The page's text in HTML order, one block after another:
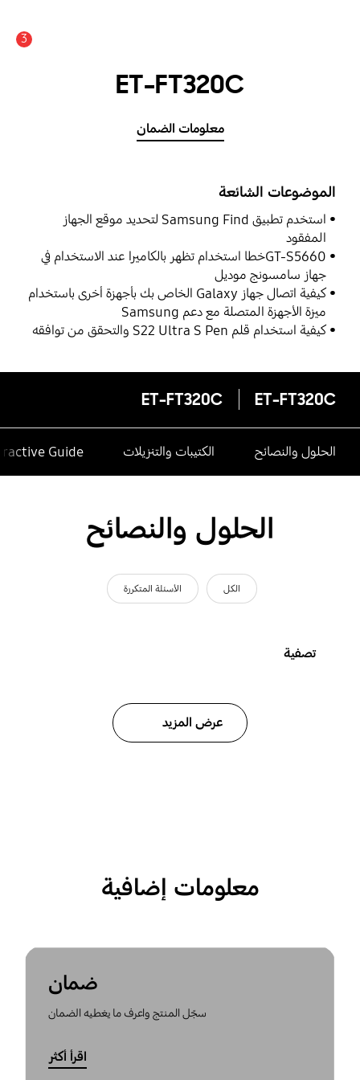
3
ET-FT320C
معلومات الضمان
الموضوعات الشائعة
استخدم تطبيق Samsung Find لتحديد موقع الجهاز
المفقود
GT-S5660خطا استخدام تظهر بالكاميرا عند الاستخدام في
جهاز سامسونج موديل
كيفية اتصال جهاز Galaxy الخاص بك بأجهزة أخرى باستخدام
ميزة الأجهزة المتصلة مع دعم Samsung
كيفية استخدام قلم S22 Ultra S Pen والتحقق من توافقه
ET-FT320C
ET-FT320C
الحلول والنصائح الكتيبات والتنزيلات Guide
الحلول والنصائح
الكل الأسئلة المتكررة
تصفية
عرض المزيد
معلومات إضافية
ضمان
سجّل المنتج واعرف ما يغطيه الضمان
اقرأ أكثر